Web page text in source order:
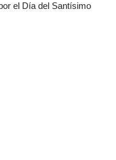
el Día del Santísimo